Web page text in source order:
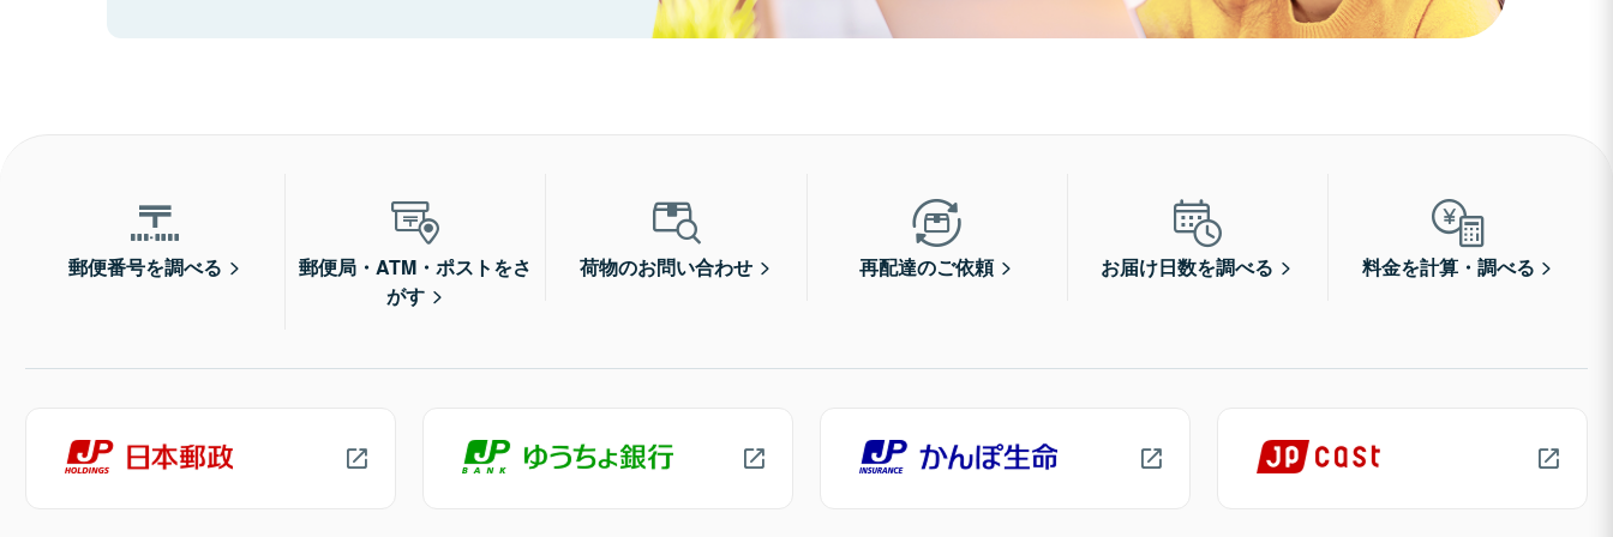
郵便番号を調べる
郵便局・ATM・ポストをさ
がす
荷物のお問い合わせ 再配達のご依頼 お届け日数を調べる 料金を計算・調べる